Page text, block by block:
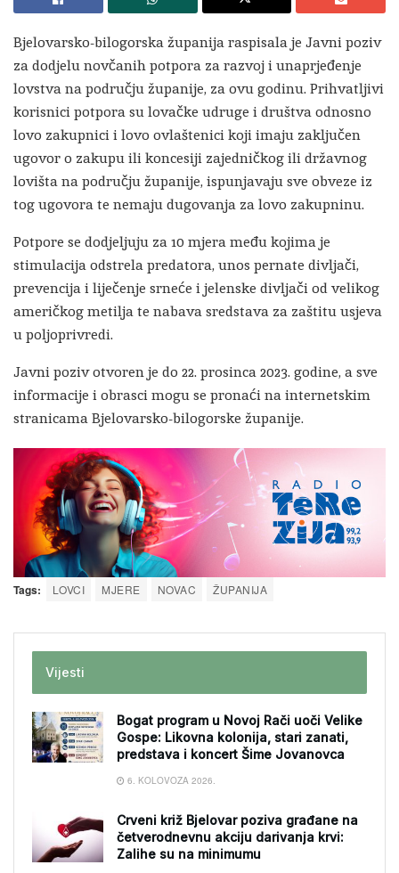
Bjelovarsko-bilogorska županija raspisala je Javni poziv
za dodjelu novčanih potpora za razvoj i unaprjeđenje
lovstva na području županije, za ovu godinu. Prihvatljivi
korisnici potpora su lovačke udruge i društva odnosno
lovo zakupnici i lovo ovlaštenici koji imaju zaključen
ugovor o zakupu ili koncesiji zajedničkog ili državnog
lovišta na području županije, ispunjavaju sve obveze iz
tog ugovora te nemaju dugovanja za lovo zakupninu.
Potpore se dodjeljuju za 10 mjera među kojima je
stimulacija odstrela predatora, unos pernate divljači,
prevencija i liječenje srneće i jelenske divljači od velikog
američkog metilja te nabava sredstava za zaštitu usjeva
u poljoprivredi.
Javni poziv otvoren je do 22. prosinca 2023. godine, a sve
informacije i obrasci mogu se pronaći na internetskim
stranicama Bjelovarsko-bilogorske županije.
Tags: LOVCI MJERE NOVAC ŽUPANIJA
Vijesti
Bogat program u Novoj Rači uoči Velike
Gospe: Likovna kolonija, stari zanati,
predstava i koncert Šime Jovanovca
6. KOLOVOZA 2026.
Crveni križ Bjelovar poziva građane na
četverodnevnu akciju darivanja krvi:
Zalihe su na minimumu